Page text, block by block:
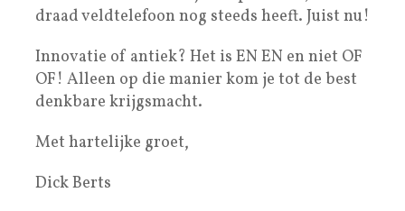
draad veldtelefoon nog steeds heeft. Juist nu!
Innovatie of antiek? Het is EN EN en niet OF
OF! Alleen op die manier kom je tot de best
denkbare krijgsmacht.
Met hartelijke groet,
Dick Berts